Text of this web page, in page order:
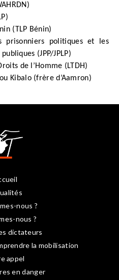
(TLP Bénin)
prisonniers politiques et les
(JPP/JPLP)
de l’Homme (LTDH)
Kibalo (frère d’Aamron)
nous ?
nous ?
dictateurs
la mobilisation
appel
en danger